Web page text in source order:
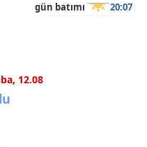
gün batımı 20:07
12.08